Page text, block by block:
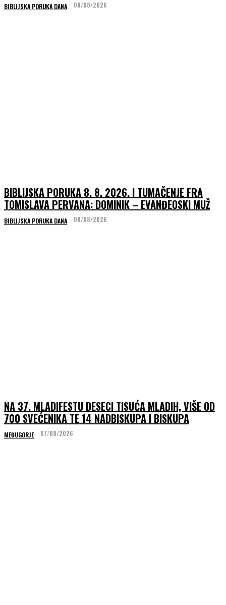
BIBLIJSKA PORUKA DANA 08/08/2026
BIBLIJSKA PORUKA 8. 8. 2026. I TUMAČENJE FRA
TOMISLAVA PERVANA: DOMINIK – EVANĐEOSKI MUŽ
BIBLIJSKA PORUKA DANA 08/08/2026
NA 37. MLADIFESTU DESECI TISUĆA MLADIH, VIŠE OD
700 SVEĆENIKA TE 14 NADBISKUPA I BISKUPA
MEĐUGORJE 07/08/2026